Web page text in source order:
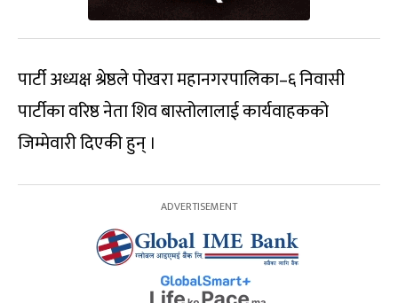
पार्टी अध्यक्ष श्रेष्ठले पोखरा महानगरपालिका–६ निवासी
पार्टीका वरिष्ठ नेता शिव बास्तोलालाई कार्यवाहकको
जिम्मेवारी दिएकी हुन् ।